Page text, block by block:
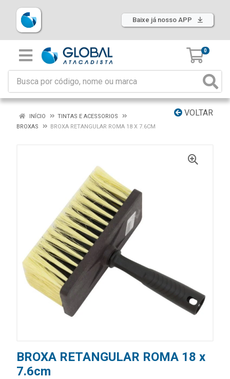
Baixe já nosso APP
0
VOLTAR
INÍCIO
TINTAS E ACESSORIOS
BROXAS
BROXA RETANGULAR ROMA 18 X 7.6CM
BROXA RETANGULAR ROMA 18 x
7.6cm